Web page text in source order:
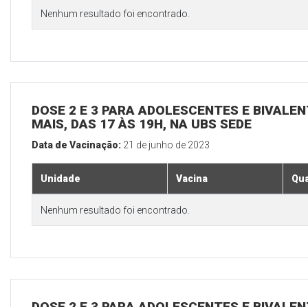
Nenhum resultado foi encontrado.
DOSE 2 E 3 PARA ADOLESCENTES E
MAIS, DAS 17 ÀS 19H, NA UBS SEDE
Data de Vacinação: 21 de junho de 2023
Unidade Vacina
Nenhum resultado foi encontrado.